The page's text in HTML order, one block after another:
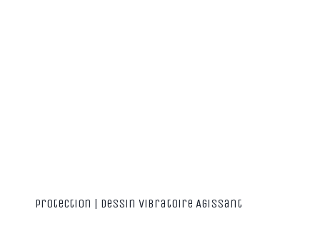
Protection | Dessin Vibratoire Agissant